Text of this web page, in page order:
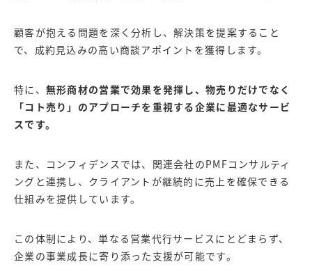
顧客が抱える問題を深く分析し、解決策を提案すること
で、成約見込みの高い商談アポイントを獲得します。
特に、 無形商材の営業で効果を発揮し、物売りだけでなく
「コト売り」のアプローチを重視する企業に最適なサービ
スです。
また、コンフィデンスでは、関連会社のPMFコンサルティ
ングと連携し、クライアントが継続的に売上を確保できる
仕組みを提供しています。
この体制により、単なる営業代行サービスにとどまらず、
企業の事業成長に寄り添った支援が可能です。